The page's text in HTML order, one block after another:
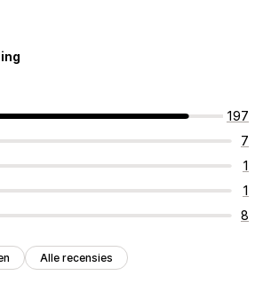
197
7
1
1
8
Alle recensies